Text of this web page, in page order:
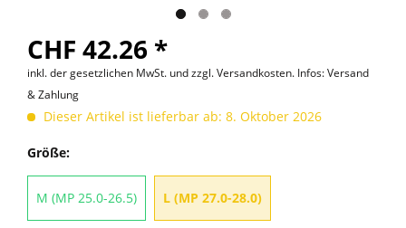
CHF 42.26 *
inkl. der gesetzlichen MwSt. undzzgl. Versandkosten. Infos: Versand
& Zahlung
Dieser Artikel ist lieferbar ab: 8. Oktober 2026
Größe:
M (MP 25.0-26.5) L (MP 27.0-28.0)